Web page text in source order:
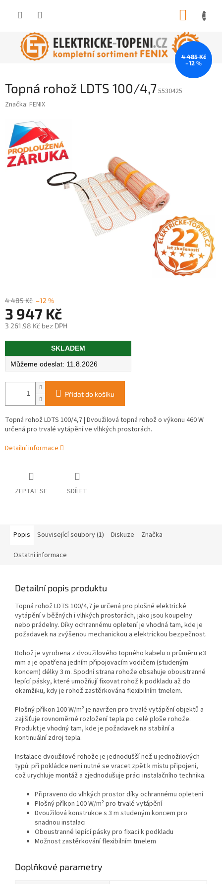
Topná rohož LDTS 100/4,75530425
Značka: FENIX
4 485 Kč
–12 %
4 485 Kč –12 %
3 947 Kč
3 261,98 Kč bez DPH
Měrná
SKLADEM
11.8.2026
Přidat do košíku
Topná rohož LDTS 100/4,7 | Dvoužilová topná rohož o výkonu 460 W
určená pro trvalé vytápění ve vlhkých prostorách.
Detailní informace
ZEPTAT SE SDÍLET
Popis Související soubory (1) Diskuze Značka
Ostatní informace
Detailní popis produktu
Topná rohož LDTS 100/4,7 je určená pro plošné elektrické
vytápění v běžných i vlhkých prostorách, jako jsou koupelny
nebo prádelny. Díky ochrannému opletení je vhodná tam, kde je
požadavek na zvýšenou mechanickou a elektrickou bezpečnost.
Rohož je vyrobena z dvoužilového topného kabelu o průměru ø3
mm a je opatřena jedním připojovacím vodičem (studeným
koncem) délky 3 m. Spodní strana rohože obsahuje oboustranné
lepící pásky, které umožňují fixovat rohož k podkladu až do
okamžiku, kdy je rohož zastěrkována flexibilním tmelem.
Plošný příkon 100 W/m² je navržen pro trvalé vytápění objektů a
zajišťuje rovnoměrné rozložení tepla po celé ploše rohože.
Produkt je vhodný tam, kde je požadavek na stabilní a
kontinuální zdroj tepla.
Instalace dvoužilové rohože je jednodušší než u jednožilových
typů: při pokládce není nutné se vracet zpět k místu připojení,
což urychluje montáž a zjednodušuje práci instalačního technika.
Připraveno do vlhkých prostor díky ochrannému opletení
Plošný příkon 100 W/m² pro trvalé vytápění
Dvoužilová konstrukce s 3 m studeným koncem pro
snadnou instalaci
Oboustranné lepící pásky pro fixaci k podkladu
Možnost zastěrkování flexibilním tmelem
Doplňkové parametry